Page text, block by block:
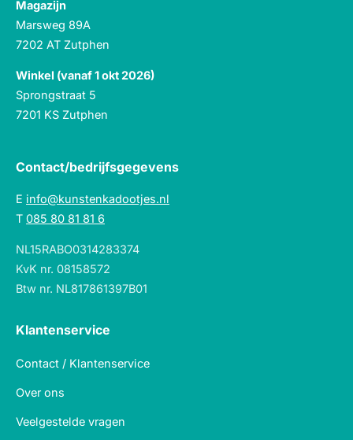
Magazijn
Marsweg 89A
7202 AT Zutphen
Winkel (vanaf 1 okt 2026)
Sprongstraat 5
7201 KS Zutphen
Contact/bedrijfsgegevens
E info@kunstenkadootjes.nl
T 085 80 81 81 6
NL15RABO0314283374
KvK nr. 08158572
Btw nr. NL817861397B01
Klantenservice
Contact / Klantenservice
Over ons
Veelgestelde vragen